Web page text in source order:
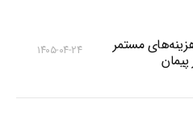
مستمر
پیمان
۱۴۰۵-۰۴-۲۴